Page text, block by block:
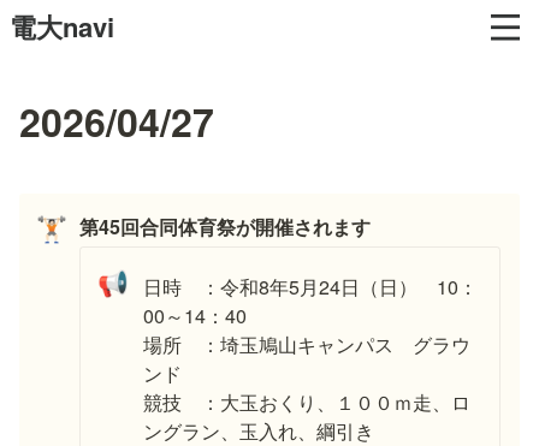
電大navi
2026/04/27
🏋🏻 第45回合同体育祭が開催されます
📢
日時　：令和8年5月24日（日）　10：
00～14：40
場所　：埼玉鳩山キャンパス　グラウ
ンド
競技　：大玉おくり、１００ｍ走、ロ
ングラン、玉入れ、綱引き